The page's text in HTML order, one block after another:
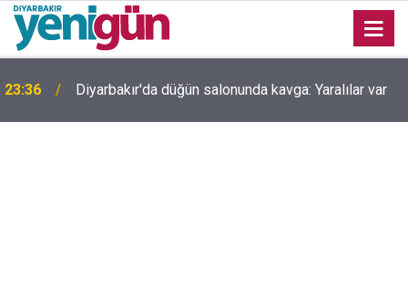
23:36 Diyarbakır'da düğün salonunda kavga: Yaralılar var